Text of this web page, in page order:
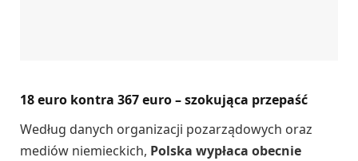
18 euro kontra 367 euro – szokująca przepaść
Według danych organizacji pozarządowych oraz
mediów niemieckich, Polska wypłaca obecnie